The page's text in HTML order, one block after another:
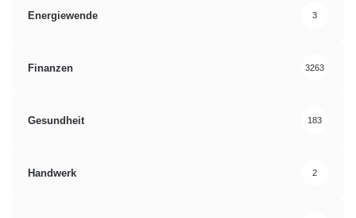
Energiewende 3
Finanzen 3263
Gesundheit 183
Handwerk 2